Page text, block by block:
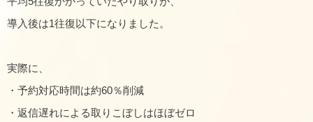
導入後は1往復以下になりました。
実際に、
・予約対応時間は約60％削減
・返信遅れによる取りこぼしはほぼゼロ